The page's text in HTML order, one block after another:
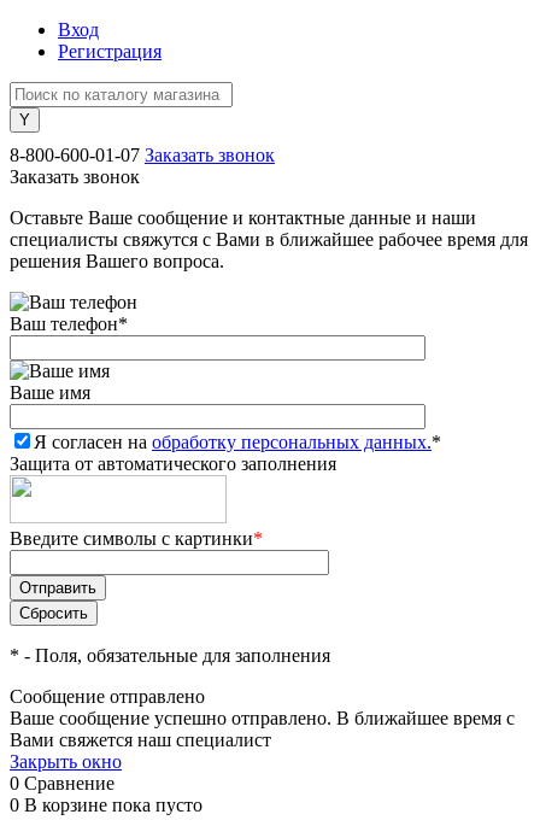
Вход
Регистрация
8-800-600-01-07 Заказать звонок
Заказать звонок
Оставьте Ваше сообщение и контактные данные и наши
специалисты свяжутся с Вами в ближайшее рабочее время для
решения Вашего вопроса.
Ваш телефон*
Ваше имя
Я согласен на обработку персональных данных.*
Защита от автоматического заполнения
Введите символы с картинки*
* - Поля, обязательные для заполнения
Сообщение отправлено
Ваше сообщение успешно отправлено. В ближайшее время с
Вами свяжется наш специалист
Закрыть окно
0 Сравнение
0 В корзине пока пусто